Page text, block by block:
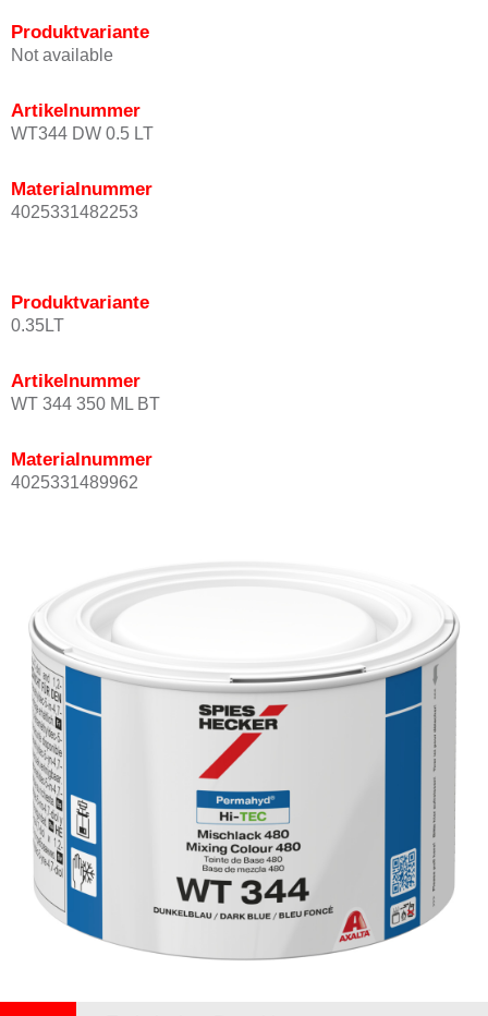
Produktvariante
Not available
Artikelnummer
WT344 DW 0.5 LT
Materialnummer
4025331482253
Produktvariante
0.35LT
Artikelnummer
WT 344 350 ML BT
Materialnummer
4025331489962